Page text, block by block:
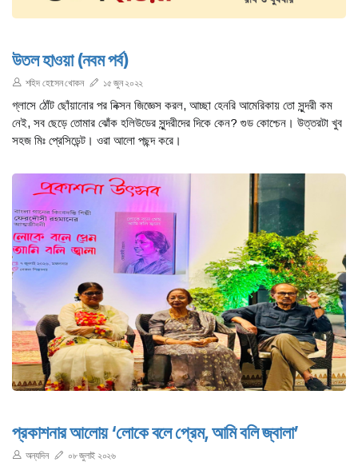
উতল হাওয়া (নবম পর্ব)
শহিদ হোসেন খোকন ১৫ জুন ২০২২
গ্লাসে ঠোঁট ছোঁয়ানোর পর নিক্সন জিজ্ঞেস করল, আচ্ছা হেনরি আমেরিকায় তো সুন্দরী কম
নেই, সব ছেড়ে তোমার ঝোঁক হলিউডের সুন্দরীদের দিকে কেন? গুড কোশ্চেন। উত্তরটা খুব
সহজ মিঃ প্রেসিডেন্ট। ওরা আলো পছন্দ করে।
প্রকাশনার আলোয় ‘লোকে বলে প্রেম, আমি বলি জ্বালা’
অন্যদিন ০৮ জুলাই ২০২৬